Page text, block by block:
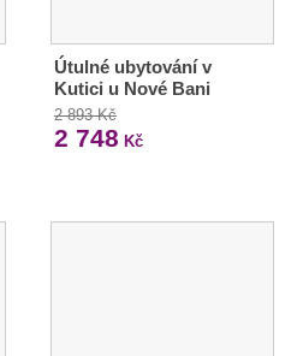
Útulné ubytování v
Kutici u Nové Bani
2 893 Kč
2 748 Kč